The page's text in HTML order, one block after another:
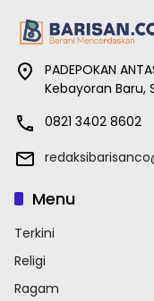
PADEPOKAN
Kebayoran Baru,
0821 3402 8602
Menu
Terkini
Religi
Ragam